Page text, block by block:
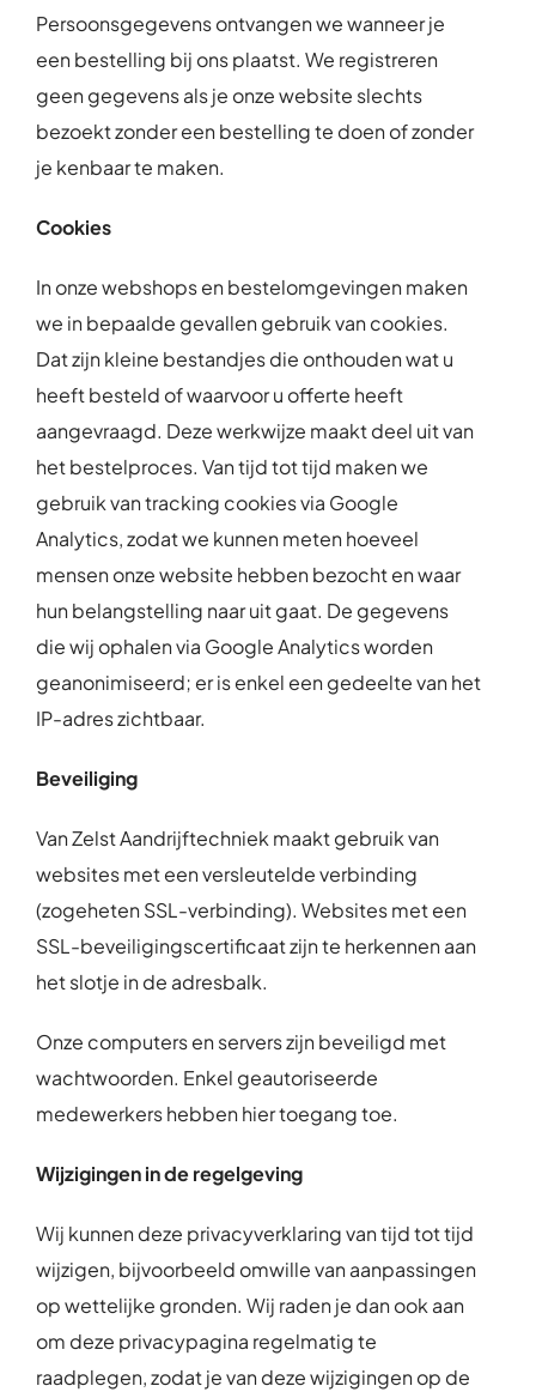
Persoonsgegevens ontvangen we wanneer je
een bestelling bij ons plaatst. We registreren
geen gegevens als je onze website slechts
bezoekt zonder een bestelling te doen of zonder
je kenbaar te maken.
Cookies
In onze webshops en bestelomgevingen maken
we in bepaalde gevallen gebruik van cookies.
Dat zijn kleine bestandjes die onthouden wat u
heeft besteld of waarvoor u offerte heeft
aangevraagd. Deze werkwijze maakt deel uit van
het bestelproces. Van tijd tot tijd maken we
gebruik van tracking cookies via Google
Analytics, zodat we kunnen meten hoeveel
mensen onze website hebben bezocht en waar
hun belangstelling naar uit gaat. De gegevens
die wij ophalen via Google Analytics worden
geanonimiseerd; er is enkel een gedeelte van het
IP-adres zichtbaar.
Beveiliging
Van Zelst Aandrijftechniek maakt gebruik van
websites met een versleutelde verbinding
(zogeheten SSL-verbinding). Websites met een
SSL-beveiligingscertificaat zijn te herkennen aan
het slotje in de adresbalk.
Onze computers en servers zijn beveiligd met
wachtwoorden. Enkel geautoriseerde
medewerkers hebben hier toegang toe.
Wijzigingen in de regelgeving
Wij kunnen deze privacyverklaring van tijd tot tijd
wijzigen, bijvoorbeeld omwille van aanpassingen
op wettelijke gronden. Wij raden je dan ook aan
om deze privacypagina regelmatig te
raadplegen, zodat je van deze wijzigingen op de